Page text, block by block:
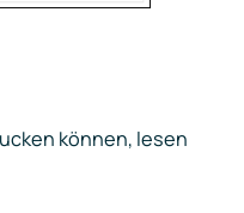
können, lesen